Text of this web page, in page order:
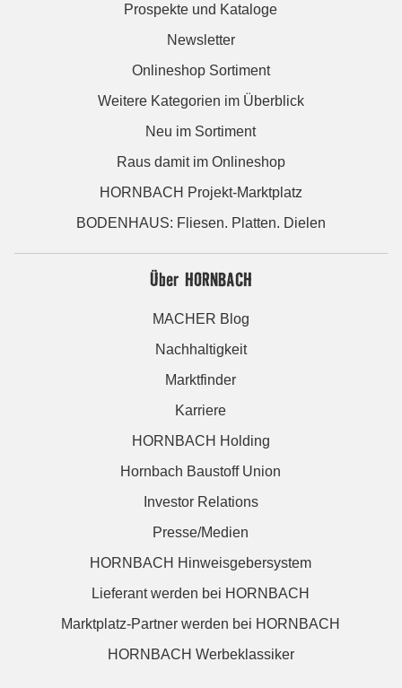
Prospekte und Kataloge
Newsletter
Onlineshop Sortiment
Weitere Kategorien im Überblick
Neu im Sortiment
Raus damit im Onlineshop
HORNBACH Projekt-Marktplatz
BODENHAUS: Fliesen. Platten. Dielen
Über HORNBACH
MACHER Blog
Nachhaltigkeit
Marktfinder
Karriere
HORNBACH Holding
Hornbach Baustoff Union
Investor Relations
Presse/Medien
HORNBACH Hinweisgebersystem
Lieferant werden bei HORNBACH
Marktplatz-Partner werden bei HORNBACH
HORNBACH Werbeklassiker